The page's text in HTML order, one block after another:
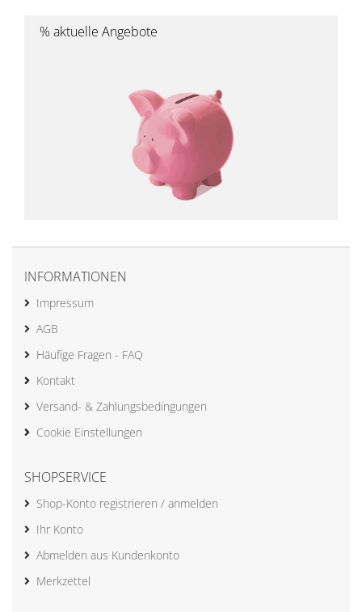
% aktuelle Angebote
INFORMATIONEN
Impressum
AGB
Häufige Fragen - FAQ
Kontakt
Versand- & Zahlungsbedingungen
Cookie Einstellungen
SHOPSERVICE
Shop-Konto registrieren / anmelden
Ihr Konto
Abmelden aus Kundenkonto
Merkzettel